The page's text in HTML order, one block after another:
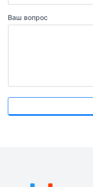
Ваш вопрос